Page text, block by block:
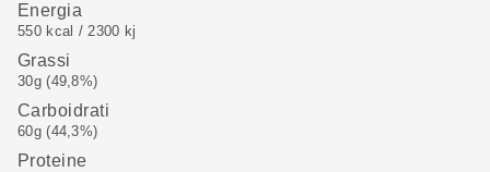
Energia
550 kcal / 2300 kj
Grassi
30g (49,8%)
Carboidrati
60g (44,3%)
Proteine